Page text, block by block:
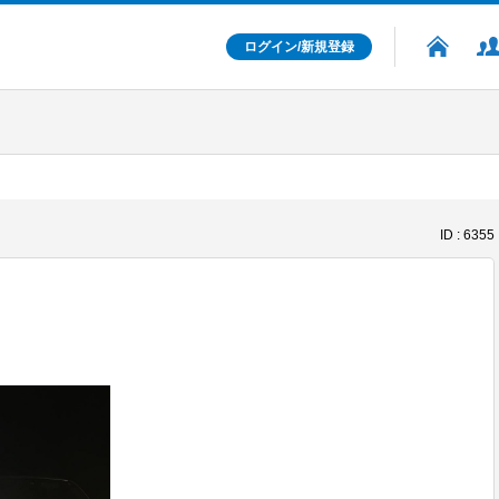
ログイン/新規登録
ID : 6355